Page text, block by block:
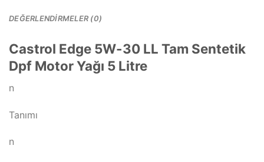
DEĞERLENDIRMELER (0)
Castrol Edge 5W-30 LL Tam Sentetik
Dpf Motor Yağı 5 Litre
n
Tanımı
n